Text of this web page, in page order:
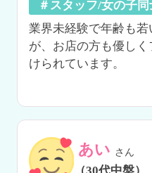
＃スタッフ/女の子
業界未経験で年齢も
が、お店の方も優し
けられています。
あい さん